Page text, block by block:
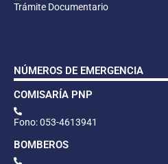
Trámite Documentario
NÚMEROS DE EMERGENCIA
COMISARÍA PNP
Fono: 053-4613941
BOMBEROS